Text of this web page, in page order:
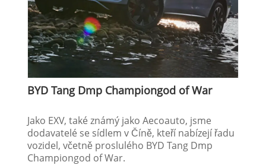
BYD Tang Dmp Championgod of War
Jako EXV, také známý jako Aecoauto, jsme
dodavatelé se sídlem v Číně, kteří nabízejí řadu
vozidel, včetně proslulého BYD Tang Dmp
Championgod of War.